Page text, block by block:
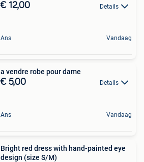
€ 12,00 Details
Ans Vandaag
a vendre robe pour dame
€ 5,00 Details
Ans Vandaag
Bright red dress with hand-painted eye
design (size S/M)